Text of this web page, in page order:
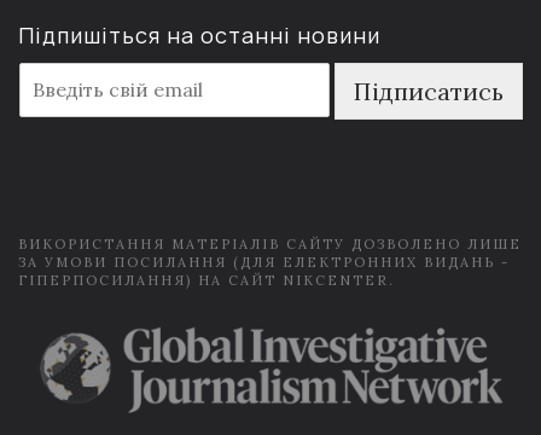
Підпишіться на останні новини
m
a
Підписатись
ВИКОРИСТАННЯ МАТЕРІАЛІВ САЙТУ ДОЗВОЛЕНО ЛИШЕ
ЗА УМОВИ ПОСИЛАННЯ (ДЛЯ ЕЛЕКТРОННИХ ВИДАНЬ -
ГІПЕРПОСИЛАННЯ) НА САЙТ NIKCENTER.